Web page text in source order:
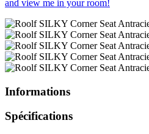
and view me in your room!
Informations
Spécifications